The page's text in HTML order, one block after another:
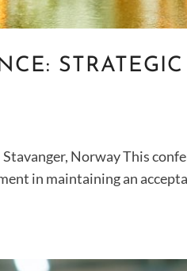
Norway This
in maintaining an